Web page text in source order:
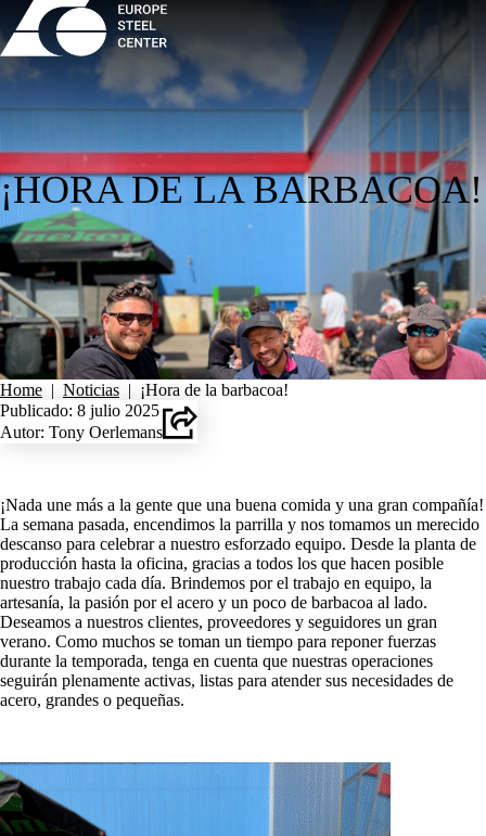
¡HORA DE LA BARBACOA!
Home | Noticias | ¡Hora de la barbacoa!
Publicado: 8 julio 2025
Autor: Tony Oerlemans
¡Nada une más a la gente que una buena comida y una gran compañía!
La semana pasada, encendimos la parrilla y nos tomamos un merecido
descanso para celebrar a nuestro esforzado equipo. Desde la planta de
producción hasta la oficina, gracias a todos los que hacen posible
nuestro trabajo cada día. Brindemos por el trabajo en equipo, la
artesanía, la pasión por el acero y un poco de barbacoa al lado.
Deseamos a nuestros clientes, proveedores y seguidores un gran
verano. Como muchos se toman un tiempo para reponer fuerzas
durante la temporada, tenga en cuenta que nuestras operaciones
seguirán plenamente activas, listas para atender sus necesidades de
acero, grandes o pequeñas.